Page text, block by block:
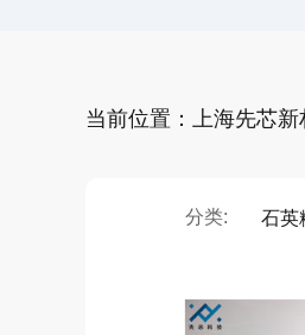
当前位置：上海先芯
分类: 石英